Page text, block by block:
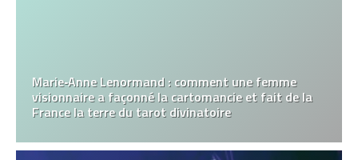
Marie‑Anne Lenormand : comment une femme
visionnaire a façonné la cartomancie et fait de la
France la terre du tarot divinatoire